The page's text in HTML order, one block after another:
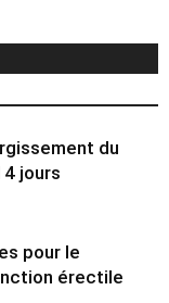
du
jours
pour le
érectile